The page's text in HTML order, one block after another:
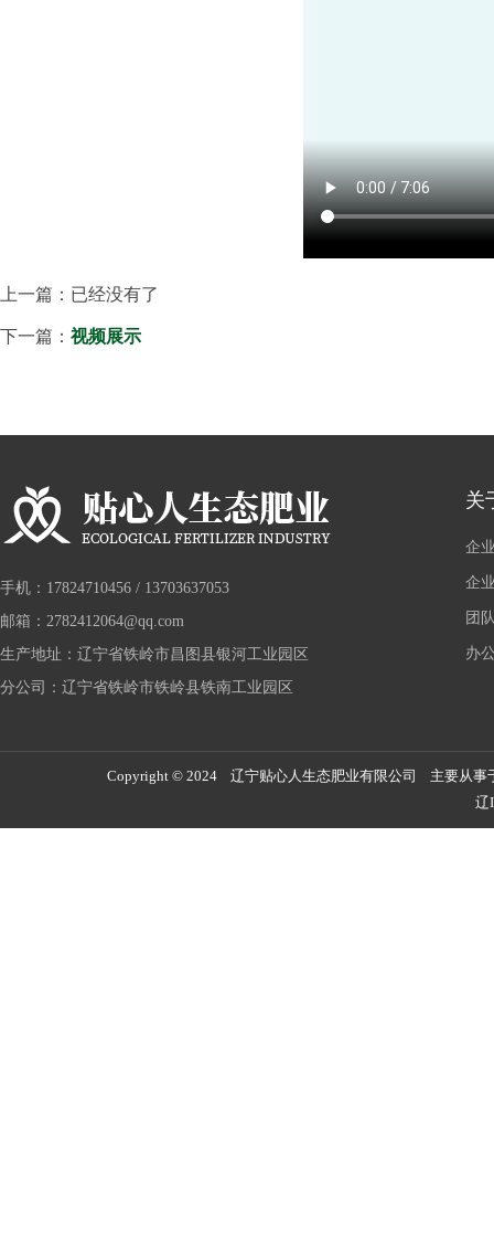
上一篇：已经没有了
下一篇： 视频展示
手机：17824710456 / 13703637053
邮箱：2782412064@qq.com
生产地址：辽宁省铁岭市昌图县银河工业园区
分公司：辽宁省铁岭市铁岭县铁南工业园区
关
企
企
团
办
Copyright © 2024 辽宁贴心人生态肥业有限公司 主要从事
辽